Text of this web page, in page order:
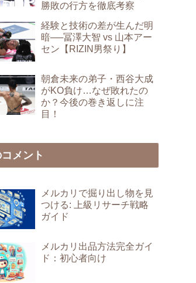
勝敗の行方を徹底考察
経験と技術の差が生んだ明
暗──冨澤大智 vs 山本アー
セン【RIZIN男祭り】
朝倉未来の弟子・西谷大成
がKO負け…なぜ敗れたの
か？今後の巻き返しに注
目！
メント
メルカリで掘り出し物を見
つける: 上級リサーチ戦略
ガイド
メルカリ出品方法完全ガイ
ド：初心者向け